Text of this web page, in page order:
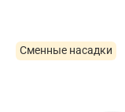
Сменные насадки